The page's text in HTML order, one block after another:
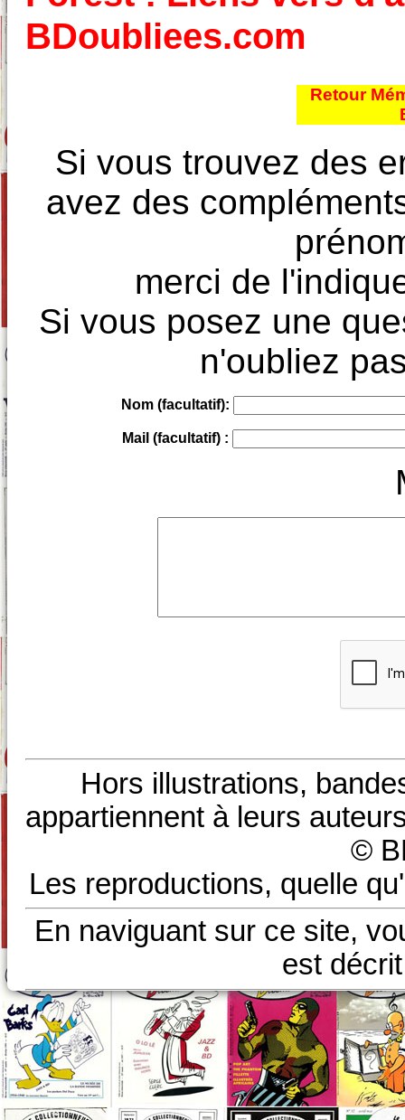
BDoubliees.com
Retour
Si vous trouvez des
avez des
merci de
Si vous posez une
n'oubliez
Nom (facultatif):
Mail (facultatif) :
Hors illustrations,
appartiennent à leurs
©
Les reproductions, quelle
En naviguant sur ce site,
est